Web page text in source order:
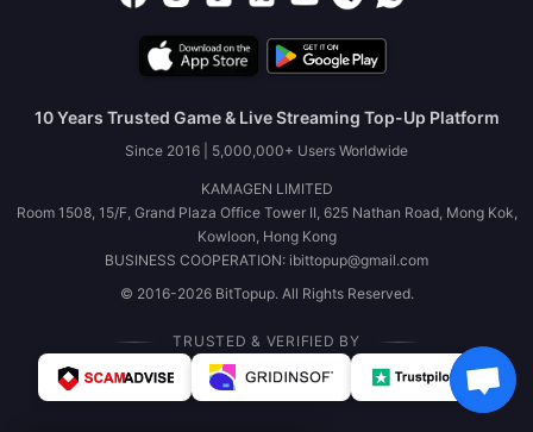
10 Years Trusted Game & Live Streaming Top-Up Platform
Since 2016 | 5,000,000+ Users Worldwide
KAMAGEN LIMITED
Room 1508, 15/F, Grand Plaza Office Tower II, 625 Nathan Road, Mong Kok,
Kowloon, Hong Kong
BUSINESS COOPERATION: ibittopup@gmail.com
© 2016-2026 BitTopup. All Rights Reserved.
TRUSTED & VERIFIED BY